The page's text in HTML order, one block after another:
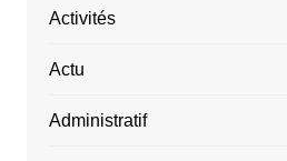
Activités
Actu
Administratif